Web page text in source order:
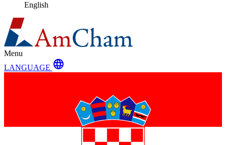
English
Menu
LANGUAGE language